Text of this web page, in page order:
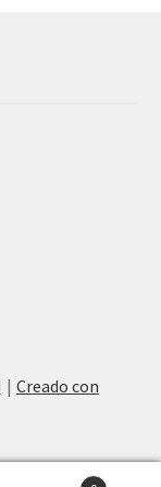
Creado con